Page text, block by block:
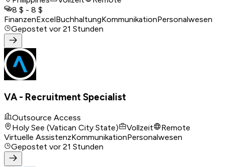
8 $ - 8 $
FinanzenExcelBuchhaltungKommunikationPersonalwesen
Gepostet vor 21 Stunden
VA - Recruitment Specialist
Outsource Access
Holy See (Vatican City State)
Vollzeit
Remote
Virtuelle AssistenzKommunikationPersonalwesen
Gepostet vor 21 Stunden